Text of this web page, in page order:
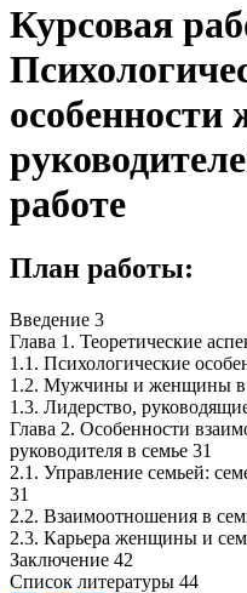
Курсовая
работе
План работы:
Введение 3
Глава 1. Теоретические
1.1. Психологические
1.2. Мужчины и женщины в
1.3. Лидерство,
Глава 2. Особенности
руководителя в семье 31
2.1. Управление семьей:
31
2.2. Взаимоотношения в
2.3. Карьера женщины и
Заключение 42
Список литературы 44